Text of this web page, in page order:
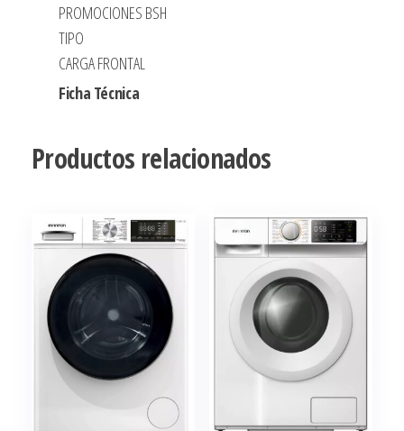
PROMOCIONES BSH
TIPO
CARGA FRONTAL
Ficha Técnica
Productos relacionados